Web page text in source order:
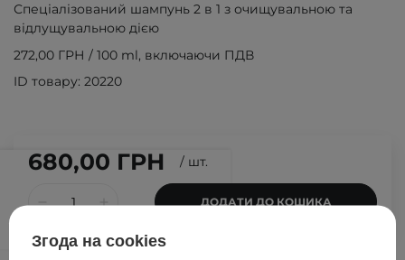
680,00 ГРН / шт.
ДОДАТИ ДО КОШИКА
Спеціалізований шампунь 2 в 1 з очищувальною та
відлущувальною дією
272,00 ГРН / 100 ml, включаючи ПДВ
ID товару: 20220
Згода на cookies